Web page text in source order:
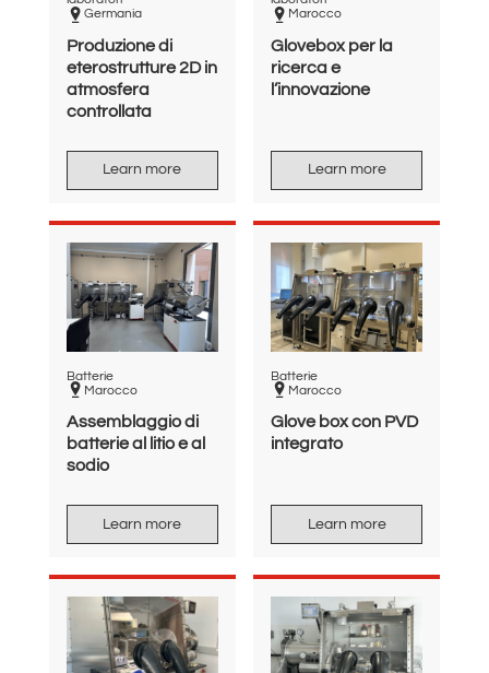
Germania
Produzione di
eterostrutture 2D in
atmosfera
controllata
Learn more
Marocco
Glovebox per la
ricerca e
l’innovazione
Learn more
Batterie
Marocco
Assemblaggio di
batterie al litio e al
sodio
Learn more
Batterie
Marocco
Glove box con PVD
integrato
Learn more